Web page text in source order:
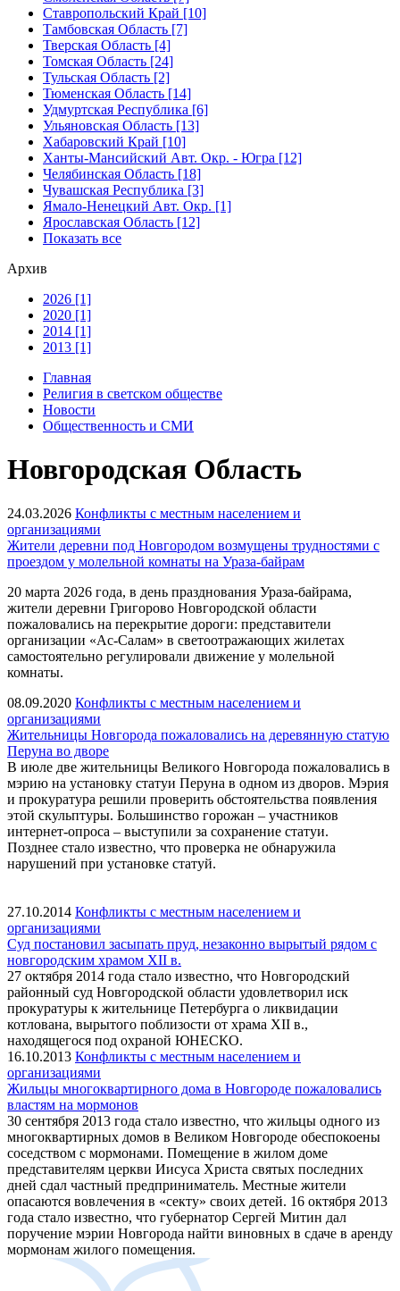
Ставропольский Край [10]
Тамбовская Область [7]
Тверская Область [4]
Томская Область [24]
Тульская Область [2]
Тюменская Область [14]
Удмуртская Республика [6]
Ульяновская Область [13]
Хабаровский Край [10]
Ханты-Мансийский Авт. Окр. - Югра [12]
Челябинская Область [18]
Чувашская Республика [3]
Ямало-Ненецкий Авт. Окр. [1]
Ярославская Область [12]
Показать все
Архив
2026 [1]
2020 [1]
2014 [1]
2013 [1]
Главная
Религия в светском обществе
Новости
Общественность и СМИ
Новгородская Область
24.03.2026 Конфликты с местным населением и
организациями
Жители деревни под Новгородом возмущены трудностями с
проездом у молельной комнаты на Ураза-байрам
20 марта 2026 года, в день празднования Ураза-байрама,
жители деревни Григорово Новгородской области
пожаловались на перекрытие дороги: представители
организации «Ас-Салам» в светоотражающих жилетах
самостоятельно регулировали движение у молельной
комнаты.
08.09.2020 Конфликты с местным населением и
организациями
Жительницы Новгорода пожаловались на деревянную статую
Перуна во дворе
В июле две жительницы Великого Новгорода пожаловались в
мэрию на установку статуи Перуна в одном из дворов. Мэрия
и прокуратура решили проверить обстоятельства появления
этой скульптуры. Большинство горожан – участников
интернет-опроса – выступили за сохранение статуи.
Позднее стало известно, что проверка не обнаружила
нарушений при установке статуй.
27.10.2014 Конфликты с местным населением и
организациями
Суд постановил засыпать пруд, незаконно вырытый рядом с
новгородским храмом XII в.
27 октября 2014 года стало известно, что Новгородский
районный суд Новгородской области удовлетворил иск
прокуратуры к жительнице Петербурга о ликвидации
котлована, вырытого поблизости от храма XII в.,
находящегося под охраной ЮНЕСКО.
16.10.2013 Конфликты с местным населением и
организациями
Жильцы многоквартирного дома в Новгороде пожаловались
властям на мормонов
30 сентября 2013 года стало известно, что жильцы одного из
многоквартирных домов в Великом Новгороде обеспокоены
соседством с мормонами. Помещение в жилом доме
представителям церкви Иисуса Христа святых последних
дней сдал частный предприниматель. Местные жители
опасаются вовлечения в «секту» своих детей. 16 октября 2013
года стало известно, что губернатор Сергей Митин дал
поручение мэрии Новгорода найти виновных в сдаче в аренду
мормонам жилого помещения.